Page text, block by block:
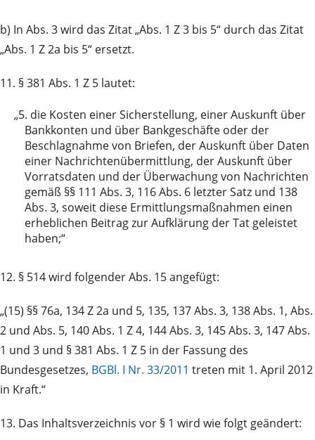
b) In Abs. 3 wird das Zitat „Abs. 1 Z 3 bis 5“ durch das Zitat
„Abs. 1 Z 2a bis 5“ ersetzt.
11. § 381 Abs. 1 Z 5 lautet:
„5. die Kosten einer Sicherstellung, einer Auskunft über
Bankkonten und über Bankgeschäfte oder der
Beschlagnahme von Briefen, der Auskunft über Daten
einer Nachrichtenübermittlung, der Auskunft über
Vorratsdaten und der Überwachung von Nachrichten
gemäß §§ 111 Abs. 3, 116 Abs. 6 letzter Satz und 138
Abs. 3, soweit diese Ermittlungsmaßnahmen einen
erheblichen Beitrag zur Aufklärung der Tat geleistet
haben;“
12. § 514 wird folgender Abs. 15 angefügt:
„(15) §§ 76a, 134 Z 2a und 5, 135, 137 Abs. 3, 138 Abs. 1, Abs.
2 und Abs. 5, 140 Abs. 1 Z 4, 144 Abs. 3, 145 Abs. 3, 147 Abs.
1 und 3 und § 381 Abs. 1 Z 5 in der Fassung des
Bundesgesetzes, BGBl. I Nr. 33/2011 treten mit 1. April 2012
in Kraft.“
13. Das Inhaltsverzeichnis vor § 1 wird wie folgt geändert: